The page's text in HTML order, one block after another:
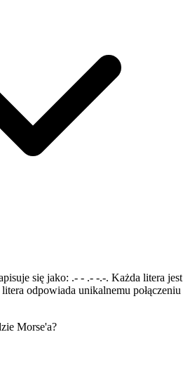
się jako: .- - .- -.-. Każda litera jest
odpowiada unikalnemu połączeniu
Morse'a?